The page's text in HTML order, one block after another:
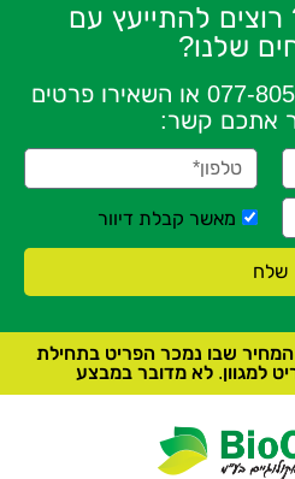
להתייעץ עם
שלנו?
077- או השאירו פרטים
אתכם קשר:
מאשר קבלת דיוור
שלח
שבו נמכר הפריט בתחילת
למגוון. לא מדובר במבצע